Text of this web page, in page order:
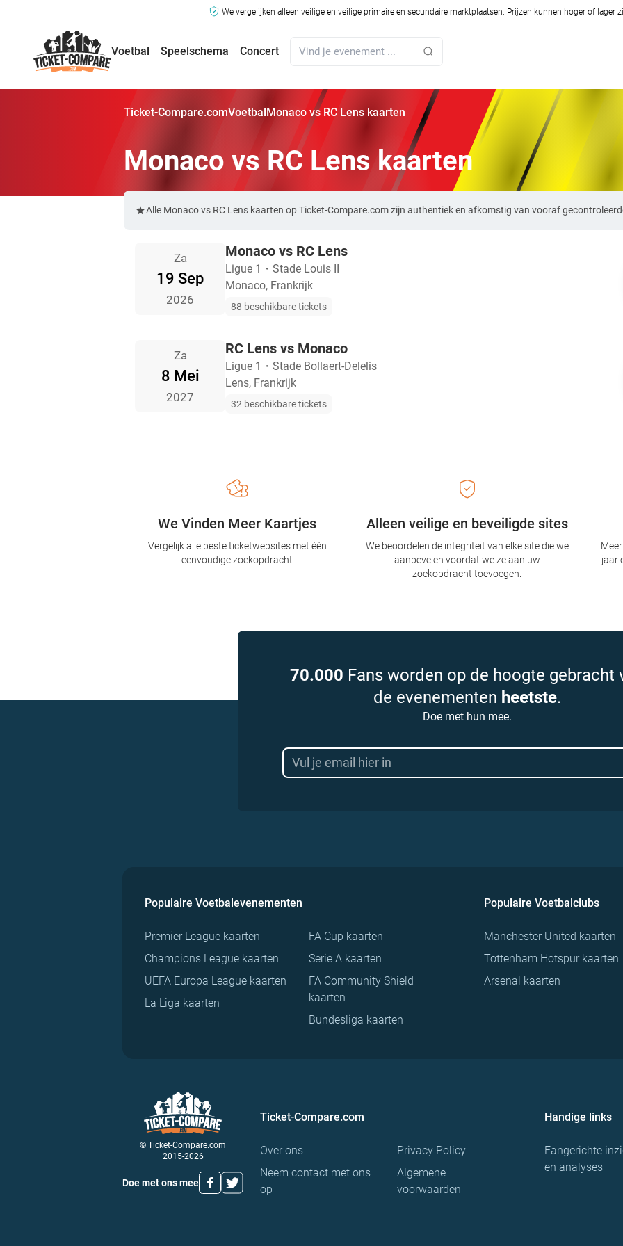
We vergelijken alleen veilige en veilige primaire en secundaire marktplaatsen. Prijzen kunnen hoger of lager
Voetbal Speelschema Concert
Ticket-Compare.comVoetbalMonaco vs RC Lens kaarten
Monaco vs RC Lens kaarten
Alle Monaco vs RC Lens kaarten op Ticket-Compare.com zijn authentiek en afkomstig van vooraf
Za
19 Sep
2026
Monaco vs RC Lens
Ligue 1 ・ Stade Louis II
Monaco, Frankrijk
88 beschikbare tickets
Za
8 Mei
2027
RC Lens vs Monaco
Ligue 1 ・ Stade Bollaert-Delelis
Lens, Frankrijk
32 beschikbare tickets
Alleen veilige en beveiligde sites
We beoordelen de integriteit van elke site die we
aanbevelen voordat we ze aan uw
zoekopdracht toevoegen.
We Vinden Meer Kaartjes
Vergelijk alle beste ticketwebsites met één
eenvoudige zoekopdracht
jaar
70.000 Fans worden op de hoogte gebracht
de evenementen heetste.
Doe met hun mee.
Populaire Voetbalevenementen
Premier League kaarten
Champions League kaarten
UEFA Europa League kaarten
La Liga kaarten
FA Cup kaarten
Serie A kaarten
FA Community Shield
kaarten
Bundesliga kaarten
Populaire Voetbalclubs
Manchester United kaarten
Tottenham Hotspur kaarten
Arsenal kaarten
© Ticket-Compare.com
2015-2026
Doe met ons mee
Ticket-Compare.com
Over ons
Neem contact met ons
op
Privacy Policy
Algemene
voorwaarden
Handige links
Fangerichte
en analyses